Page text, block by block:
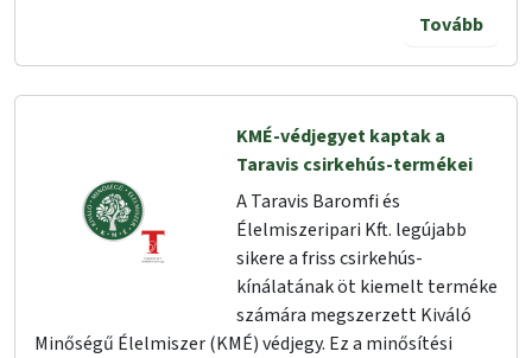
Tovább
KMÉ-védjegyet kaptak a
Taravis csirkehús-termékei
A Taravis Baromfi és
Élelmiszeripari Kft. legújabb
sikere a friss csirkehús-
kínálatának öt kiemelt terméke
számára megszerzett Kiváló
Minőségű Élelmiszer (KMÉ) védjegy. Ez a minősítési